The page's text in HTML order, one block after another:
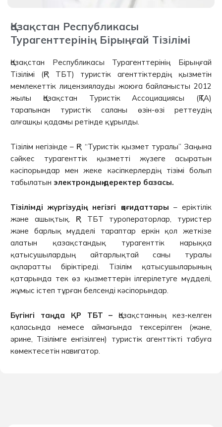
Қазақстан Республикасы
Турагенттерінің Бірыңғай Тізілімі
Қазақстан Республикасы Турагенттерінің Бірыңғай
Тізілімі (ҚР ТБТ) туристік агенттіктердің қызметін
мемлекеттік лицензиялауды жоюға байланысты 2012
жылы Қазақстан Туристік Ассоциациясы (ҚТА)
тарапынан туристік саланы өзін-өзі реттеудің
алғашқы қадамы ретінде құрылды.
Тізілім негізінде – ҚР “Туристік қызмет туралы” Заңына
сәйкес турагенттік қызметті жүзеге асыратын
кәсіпорындар мен жеке кәсіпкерлердің тізімі болып
табылатын электрондық деректер базасы.
Тізілімді жүргізудің негізгі қағидаттары – еріктілік
және ашықтық. ҚР ТБТ туроператорлар, туристер
және барлық мүдделі тараптар еркін қол жеткізе
алатын қазақстандық турагенттік нарыққа
қатысушылардың айтарлықтай саны туралы
ақпаратты біріктіреді. Тізілім қатысушыларының
қатарында тек өз қызметтерін ілгерілетуге мүдделі,
жұмыс істеп тұрған белсенді кәсіпорындар.
Бүгінгі таңда ҚР ТБТ –Қазақстанның кез-келген
қаласында немесе аймағында тексерілген (және,
әрине, Тізілімге енгізілген) туристік агенттікті табуға
көмектесетін навигатор.